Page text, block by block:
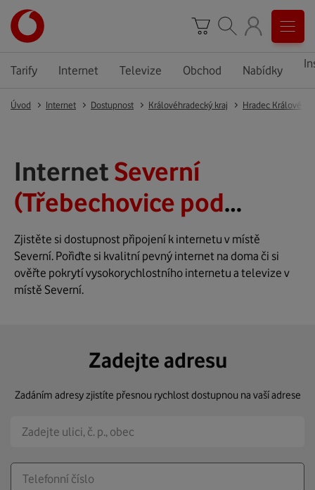
Tarify Internet Televize Obchod Nabídky
Úvod Internet Dostupnost Královéhradecký kraj Hradec Králové
Internet Severní
(Třebechovice pod
Orebem)
Zjistěte si dostupnost připojení k internetu v místě
Severní. Pořiďte si kvalitní pevný internet na doma či si
ověřte pokrytí vysokorychlostního internetu a televize v
místě Severní.
Zadejte adresu
Zadáním adresy zjistíte přesnou rychlost dostupnou na vaší adrese